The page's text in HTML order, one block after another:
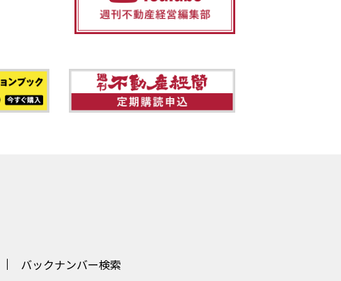
バックナンバー検索